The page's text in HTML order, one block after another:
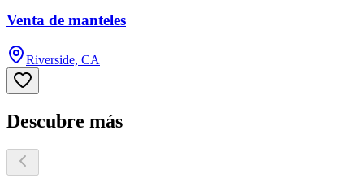
Venta de manteles
Riverside, CA
Descubre más